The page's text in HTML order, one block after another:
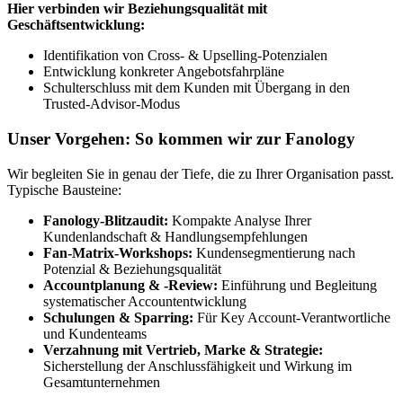
Hier verbinden wir Beziehungsqualität mit
Geschäftsentwicklung:
Identifikation von Cross- & Upselling-Potenzialen
Entwicklung konkreter Angebotsfahrpläne
Schulterschluss mit dem Kunden mit Übergang in den
Trusted-Advisor-Modus
Unser Vorgehen: So kommen wir zur Fanology
Wir begleiten Sie in genau der Tiefe, die zu Ihrer Organisation passt.
Typische Bausteine:
Fanology-Blitzaudit: Kompakte Analyse Ihrer
Kundenlandschaft & Handlungsempfehlungen
Fan-Matrix-Workshops: Kundensegmentierung nach
Potenzial & Beziehungsqualität
Accountplanung & -Review: Einführung und Begleitung
systematischer Accountentwicklung
Schulungen & Sparring: Für Key Account-Verantwortliche
und Kundenteams
Verzahnung mit Vertrieb, Marke & Strategie:
Sicherstellung der Anschlussfähigkeit und Wirkung im
Gesamtunternehmen